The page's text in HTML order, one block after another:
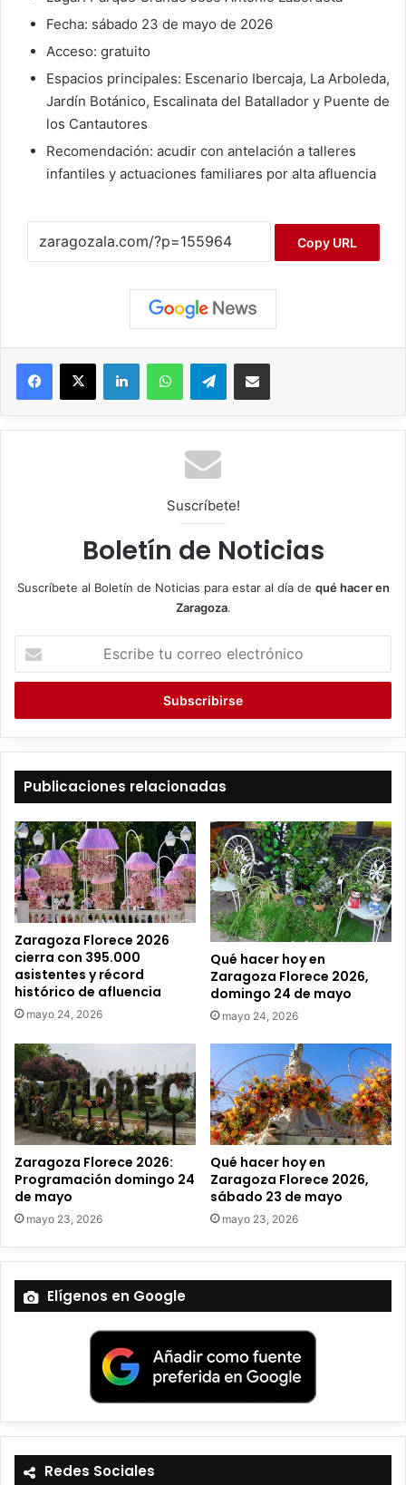
Fecha: sábado 23 de mayo de 2026
Acceso: gratuito
Espacios principales: Escenario Ibercaja, La Arboleda,
Jardín Botánico, Escalinata del Batallador y Puente de
los Cantautores
Recomendación: acudir con antelación a talleres
infantiles y actuaciones familiares por alta afluencia
Copy URL
Telegram
Suscríbete!
Boletín de Noticias
Suscríbete al Boletín de Noticias para estar al día de qué hacer en
Zaragoza.
c
i
b
o
r
r
e
o
l
c
t
ó
n
i
c
o
Publicaciones relacionadas
Zaragoza Florece 2026
cierra con 395.000
asistentes y récord
histórico de afluencia
mayo 24, 2026
Qué hacer hoy en
Zaragoza Florece 2026,
domingo 24 de mayo
mayo 24, 2026
Zaragoza Florece 2026:
Programación domingo 24
de mayo
mayo 23, 2026
Qué hacer hoy en
Zaragoza Florece 2026,
sábado 23 de mayo
mayo 23, 2026
Elígenos en Google
Redes Sociales